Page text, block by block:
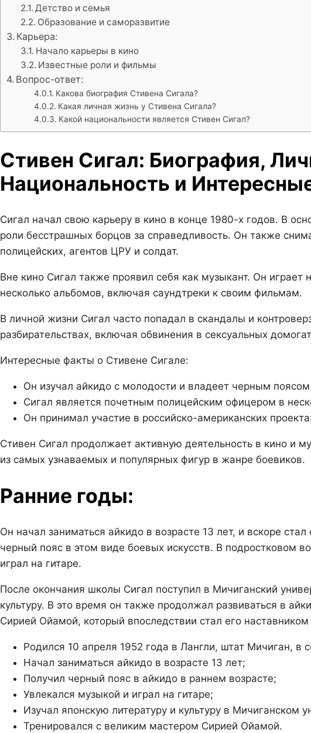
Детство и семья
Образование и саморазвитие
Карьера:
Начало карьеры в кино
Известные роли и фильмы
Вопрос-ответ:
Какова биография Стивена Сигала?
Какая личная жизнь у Стивена Сигала?
Какой национальности является Стивен Сигал?
Стивен Сигал: Биография,
Национальность и
Сигал начал свою карьеру в кино в конце 1980-х годов. В
роли бесстрашных борцов за справедливость. Он также
полицейских, агентов ЦРУ и солдат.
Вне кино Сигал также проявил себя как музыкант. Он играет
несколько альбомов, включая саундтреки к своим фильмам.
В личной жизни Сигал часто попадал в скандалы и
разбирательствах, включая обвинения в сексуальных
Интересные факты о Стивене Сигале:
Он изучал айкидо с молодости и владеет черным
Сигал является почетным полицейским офицером в
Он принимал участие в российско-американских
Стивен Сигал продолжает активную деятельность в кино и
из самых узнаваемых и популярных фигур в жанре боевиков.
Ранние годы:
Он начал заниматься айкидо в возрасте 13 лет, и вскоре
черный пояс в этом виде боевых искусств. В подростковом
играл на гитаре.
После окончания школы Сигал поступил в Мичиганский
культуру. В это время он также продолжал развиваться в
Сирией Ойамой, который впоследствии стал его
Родился 10 апреля 1952 года в Лангли, штат Мичиган, в
Начал заниматься айкидо в возрасте 13 лет;
Получил черный пояс в айкидо в раннем возрасте;
Увлекался музыкой и играл на гитаре;
Изучал японскую литературу и культуру в Мичиганском
Тренировался с великим мастером Сирией Ойамой.